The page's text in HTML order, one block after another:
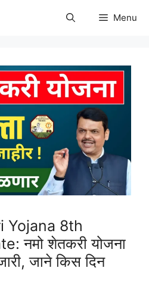
Menu
Yojana 8th
नमो शेतकरी योजना
जाने किस दिन